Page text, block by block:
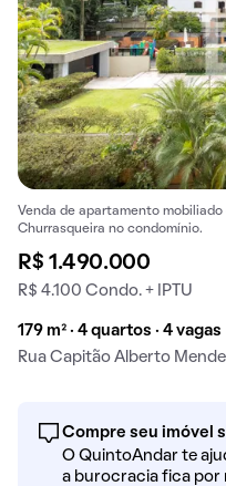
Venda de apartamento
Churrasqueira no condomínio.
R$ 1.490.000
R$ 4.100 Condo. + IPTU
179 m² · 4 quartos · 4 vagas
Rua Capitão Alberto
Compre seu imóvel
O QuintoAndar te
a burocracia fica por